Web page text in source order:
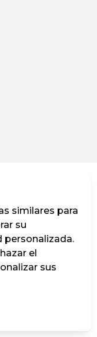
similares para
su
personalizada.
el
sus